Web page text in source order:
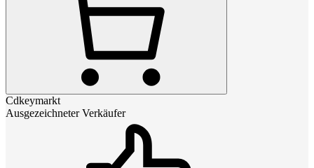
Cdkeymarkt
Ausgezeichneter Verkäufer